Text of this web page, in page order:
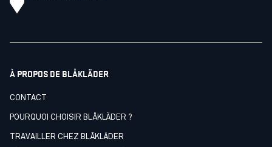
À PROPOS DE BLÅKLÄDER
CONTACT
POURQUOI CHOISIR BLÅKLÄDER ?
TRAVAILLER CHEZ BLÅKLÄDER